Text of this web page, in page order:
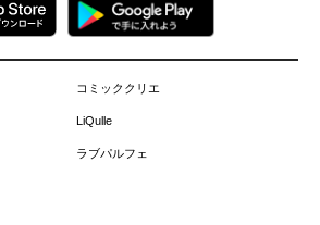
コミッククリエ
LiQulle
ラブパルフェ